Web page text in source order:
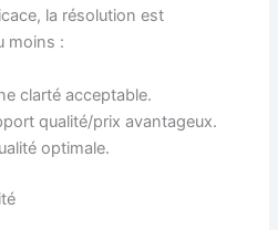
la résolution est
moins :
clarté acceptable.
qualité/prix avantageux.
optimale.